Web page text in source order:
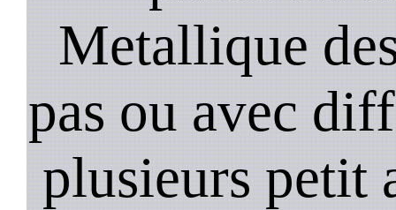
Metallique
pas ou avec
plusieurs petit